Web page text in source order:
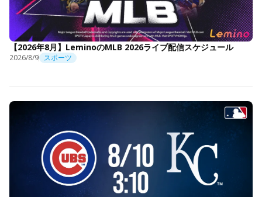
【2026年8月】LeminoのMLB 2026ライブ配信スケジュール
2026/8/9 スポーツ